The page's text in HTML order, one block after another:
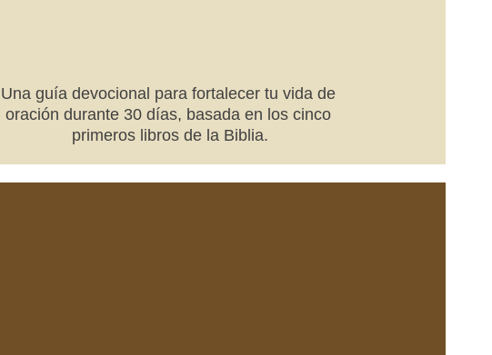
Una guía devocional para fortalecer tu vida de
oración durante 30 días, basada en los cinco
primeros libros de la Biblia.